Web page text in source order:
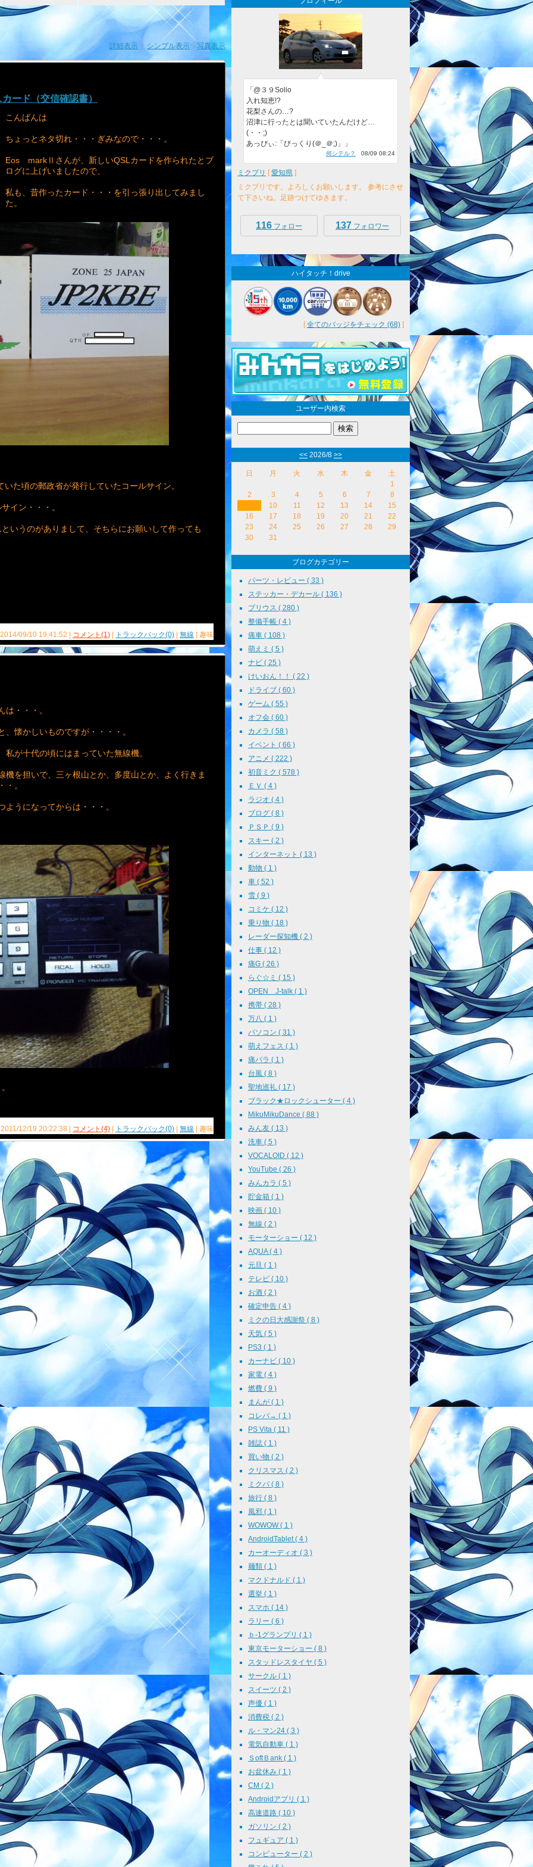
詳細表示 ｜ シンプル表示 写真表示
ード（交信確認書）
こんばんは
ちょっとネタ切れ・・・ぎみなので・・・。
Eos markⅡさんが、新しいQSLカードを作られたとブ
ログに上げいましたので、
私も、昔作ったカード・・・を引っ張り出してみまし
た。
た頃の郵政省が発行していたコールサイン。
イン・・・。
いうのがありまして、そちらにお願いして作っても
09/10 19:41:52 | コメント(1) | トラックバック(0) | 無線 | 趣味
は・・・。
、懐かしいものですが・・・・。
私が十代の頃にはまっていた無線機。
機を担いで、三ヶ根山とか、多度山とか、よく行きま
・。
ようになってからは・・・。
12/19 20:22:38 | コメント(4) | トラックバック(0) | 無線 | 趣味
「@３９Solio
入れ知恵!?
花梨さんの…?
沼津に行ったとは聞いていたんだけど…
(・・;)
あっぴぃ:「びっくり(＠_＠;)」」
何シテル？ 08/09 08:24
ミクプリ [愛知県 ]
ミクプリです。よろしくお願いします。 参考にさせ
て下さいね。足跡つけてゆきます。
116 フォロー 137 フォロワー
ハイタッチ！drive
[全てのバッジをチェック (68) ]
ユーザー内検索
<< 2026/8 >>
日 月 火 水 木 金
土
1
2
3 4 5 6 7
8
9
10 11 12 13 14
15
16
17 18 19 20 21
22
23
24 25 26 27 28
29
30
31
ブログカテゴリー
パーツ・レビュー ( 33 )
ステッカー・デカール ( 136 )
プリウス ( 280 )
整備手帳 ( 4 )
痛車 ( 108 )
萌えミ ( 5 )
ナビ ( 25 )
けいおん！！ ( 22 )
ドライブ ( 60 )
ゲーム ( 55 )
オフ会 ( 60 )
カメラ ( 58 )
イベント ( 66 )
アニメ ( 222 )
初音ミク ( 578 )
ＥＶ ( 4 )
ラジオ ( 4 )
ブログ ( 8 )
ＰＳＰ ( 9 )
スキー ( 2 )
インターネット ( 13 )
動物 ( 1 )
車 ( 52 )
雪 ( 9 )
コミケ ( 12 )
乗り物 ( 18 )
レーダー探知機 ( 2 )
仕事 ( 12 )
痛G ( 26 )
らぐ☆ミ ( 15 )
OPEN J-talk ( 1 )
携帯 ( 28 )
万八 ( 1 )
パソコン ( 31 )
萌えフェス ( 1 )
痛パラ ( 1 )
台風 ( 8 )
聖地巡礼 ( 17 )
ブラック★ロックシューター ( 4 )
MikuMikuDance ( 88 )
みん友 ( 13 )
洗車 ( 5 )
VOCALOID ( 12 )
YouTube ( 26 )
みんカラ ( 5 )
貯金箱 ( 1 )
映画 ( 10 )
無線 ( 2 )
モーターショー ( 12 )
AQUA ( 4 )
元旦 ( 1 )
テレビ ( 10 )
お酒 ( 2 )
確定申告 ( 4 )
ミクの日大感謝祭 ( 8 )
天気 ( 5 )
PS3 ( 1 )
カーナビ ( 10 )
家電 ( 4 )
燃費 ( 9 )
まんが ( 1 )
コレパ→ ( 1 )
PS Vita ( 11 )
雑誌 ( 1 )
買い物 ( 2 )
クリスマス ( 2 )
ミクパ ( 8 )
旅行 ( 8 )
風邪 ( 1 )
WOWOW ( 1 )
AndroidTablet ( 4 )
カーオーディオ ( 3 )
麺類 ( 1 )
マクドナルド ( 1 )
選挙 ( 1 )
スマホ ( 14 )
ラリー ( 6 )
ｂ-1グランプリ ( 1 )
東京モーターショー ( 8 )
スタッドレスタイヤ ( 5 )
サークル ( 1 )
スイーツ ( 2 )
声優 ( 1 )
消費税 ( 2 )
ル・マン24 ( 3 )
電気自動車 ( 1 )
ＳoftＢank ( 1 )
お盆休み ( 1 )
CM ( 2 )
Androidアプリ ( 1 )
高速道路 ( 10 )
ガソリン ( 2 )
フュギュア ( 1 )
コンピューター ( 2 )